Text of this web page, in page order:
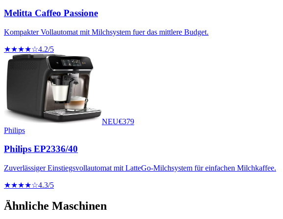
Melitta Caffeo Passione
Kompakter Vollautomat mit Milchsystem fuer das mittlere Budget.
★★★★☆4.2/5
NEU€379
Philips
Philips EP2336/40
Zuverlässiger Einstiegsvollautomat mit LatteGo-Milchsystem für einfachen Milchkaffee.
★★★★☆4.3/5
Ähnliche Maschinen